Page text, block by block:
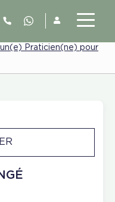
Praticien(ne) pour